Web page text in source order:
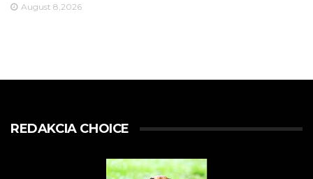
August 8,2026
REDAKCIA CHOICE